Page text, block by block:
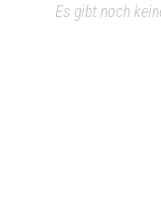
Es gibt noch